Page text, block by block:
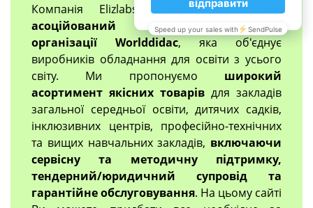
Компанія Elizlabs єдиний в Україні
асоційований член міжнародної
організації Worlddidac, яка об'єднує
виробників обладнання для освіти з усього
світу. Ми пропонуємо широкий
асортимент якісних товарів для закладів
загальної середньої освіти, дитячих садків,
інклюзивних центрів, професійно-технічних
та вищих навчальних закладів, включаючи
сервісну та методичну підтримку,
тендерний/юридичний супровід та
гарантійне обслуговування. На цьому сайті